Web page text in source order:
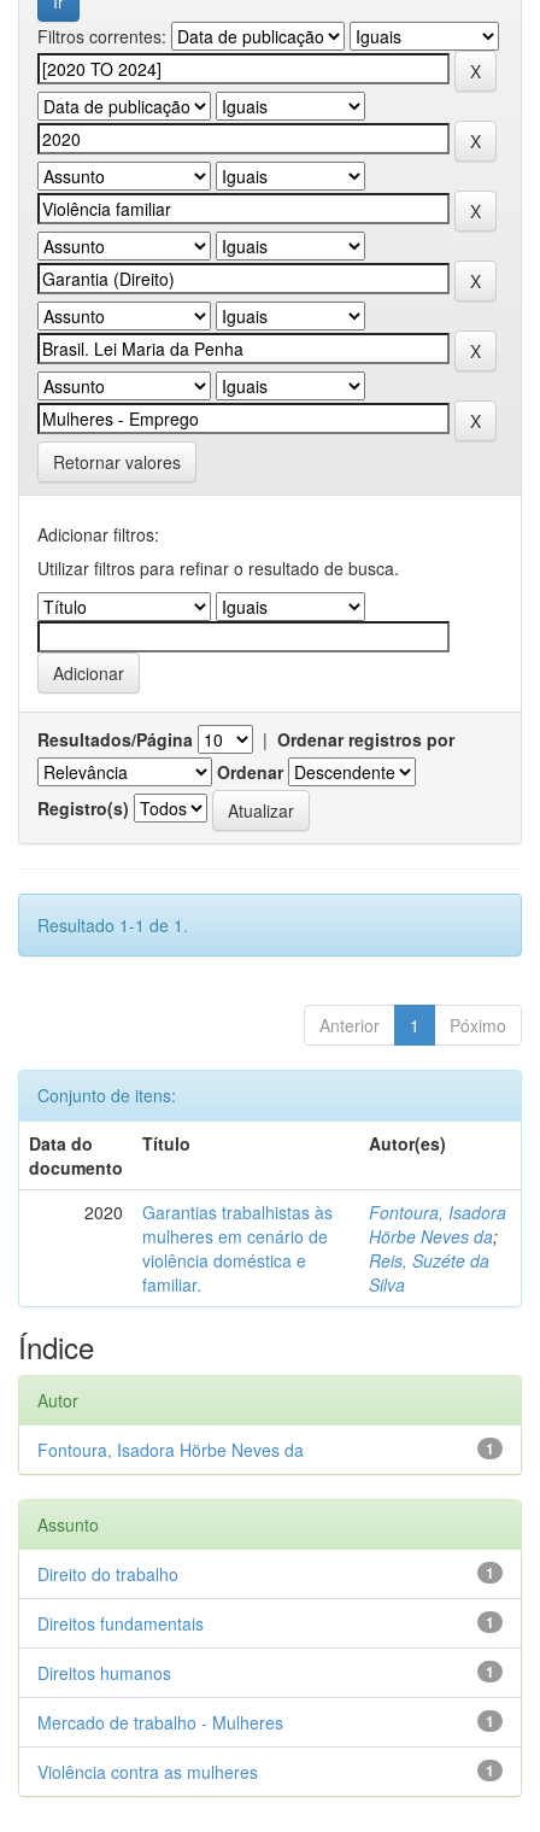
Filtros correntes:
Retornar valores
Adicionar filtros:
Utilizar filtros para refinar o resultado de busca.
Resultados/Página | Ordenar registros por
Ordenar
Registro(s)
Resultado 1-1 de 1.
Anterior 1 Póximo
Conjunto de itens:
Data do
documento
Título Autor(es)
2020
Garantias trabalhistas às
mulheres em cenário de
violência doméstica e
familiar.
Fontoura, Isadora
Hörbe Neves da;
Reis, Suzéte da
Silva
Índice
Autor
1
Fontoura, Isadora Hörbe Neves da
Assunto
1
Direito do trabalho
1
Direitos fundamentais
1
Direitos humanos
1
Mercado de trabalho - Mulheres
1
Violência contra as mulheres